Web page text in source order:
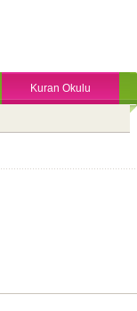
Kuran Okulu